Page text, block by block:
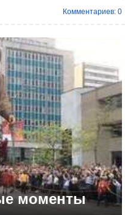
Комментариев: 0
моменты